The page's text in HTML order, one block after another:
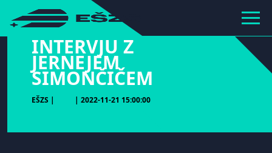
hihiiiiiiiiiii
INTERVJU Z
JERNEJEM
SIMONČIČEM
EŠZS | | 2022-11-21 15:00:00